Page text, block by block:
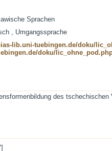
Sprachen
, Umgangssprache
lib.uni-tuebingen.de/doku/
doku/
des